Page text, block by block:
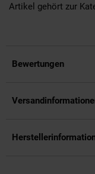
Artikel gehört zur
Bewertungen